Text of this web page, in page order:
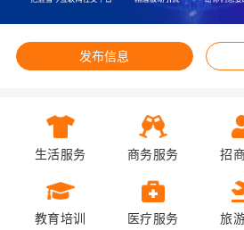
发布信息
生活服务 商务服务 招
教育培训 医疗服务 旅